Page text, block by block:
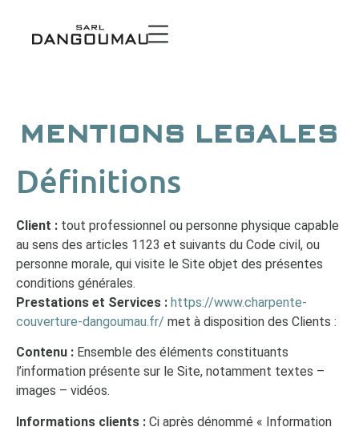
MENTIONS LEGALES
Définitions
Client : tout professionnel ou personne physique capable
au sens des articles 1123 et suivants du Code civil, ou
personne morale, qui visite le Site objet des présentes
conditions générales.
Prestations et Services : https://www.charpente-
couverture-dangoumau.fr/ met à disposition des Clients :
Contenu : Ensemble des éléments constituants
l’information présente sur le Site, notamment textes –
images – vidéos.
Informations clients : Ci après dénommé « Information